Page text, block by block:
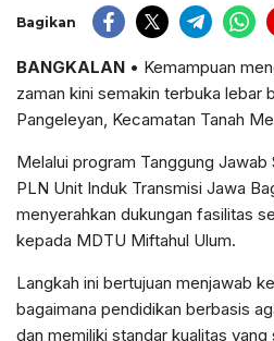
Bagikan
BANGKALAN • Kemampuan
zaman kini semakin terbuka lebar
Pangeleyan, Kecamatan Tanah
Melalui program Tanggung Jawab
PLN Unit Induk Transmisi Jawa
menyerahkan dukungan fasilitas
kepada MDTU Miftahul Ulum.
Langkah ini bertujuan menjawab
bagaimana pendidikan berbasis
dan memiliki standar kualitas